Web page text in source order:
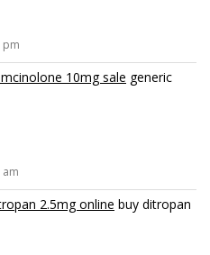
pm
10mg sale generic
2.5mg online buy ditropan